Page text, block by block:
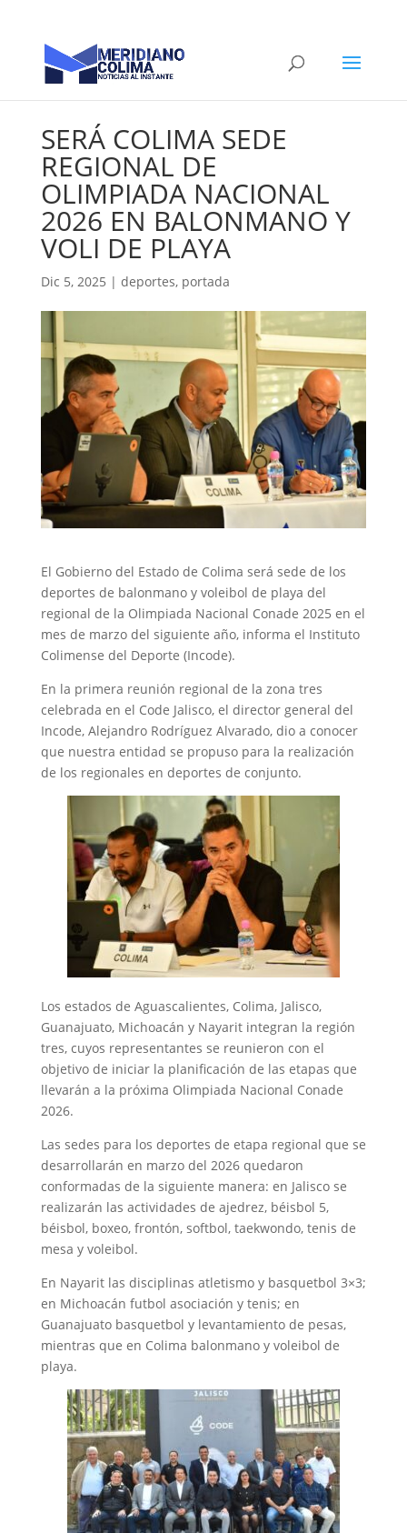
SERÁ COLIMA SEDE
REGIONAL DE
OLIMPIADA NACIONAL
2026 EN BALONMANO Y
VOLI DE PLAYA
Dic 5, 2025 | deportes, portada
El Gobierno del Estado de Colima será sede de los
deportes de balonmano y voleibol de playa del
regional de la Olimpiada Nacional Conade 2025 en el
mes de marzo del siguiente año, informa el Instituto
Colimense del Deporte (Incode).
En la primera reunión regional de la zona tres
celebrada en el Code Jalisco, el director general del
Incode, Alejandro Rodríguez Alvarado, dio a conocer
que nuestra entidad se propuso para la realización
de los regionales en deportes de conjunto.
Los estados de Aguascalientes, Colima, Jalisco,
Guanajuato, Michoacán y Nayarit integran la región
tres, cuyos representantes se reunieron con el
objetivo de iniciar la planificación de las etapas que
llevarán a la próxima Olimpiada Nacional Conade
2026.
Las sedes para los deportes de etapa regional que se
desarrollarán en marzo del 2026 quedaron
conformadas de la siguiente manera: en Jalisco se
realizarán las actividades de ajedrez, béisbol 5,
béisbol, boxeo, frontón, softbol, taekwondo, tenis de
mesa y voleibol.
En Nayarit las disciplinas atletismo y basquetbol 3×3;
en Michoacán futbol asociación y tenis; en
Guanajuato basquetbol y levantamiento de pesas,
mientras que en Colima balonmano y voleibol de
playa.